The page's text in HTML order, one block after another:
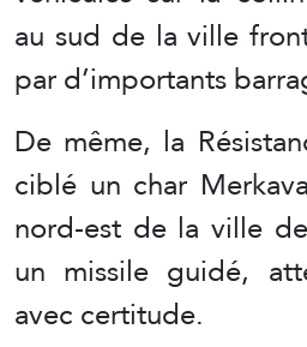
au sud de la ville
par d’importants
De même, la
ciblé un char
nord-est de la ville
un missile guidé,
avec certitude.